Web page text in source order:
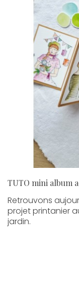
TUTO mini album
Retrouvons
projet printanier
jardin.